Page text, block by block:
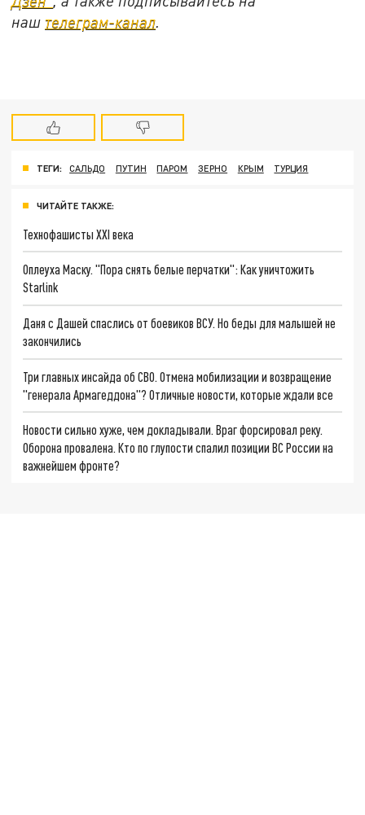
наш телеграм-канал
ТЕГИ: САЛЬДО ПУТИН ПАРОМ ЗЕРНО КРЫМ ТУРЦИЯ
ЧИТАЙТЕ ТАКЖЕ:
Технофашисты XXI века
Оплеуха Маску. "Пора снять белые перчатки": Как уничтожить
Starlink
Даня с Дашей спаслись от боевиков ВСУ. Но беды для малышей не
закончились
Три главных инсайда об СВО. Отмена мобилизации и возвращение
"генерала Армагеддона"? Отличные новости, которые ждали все
Новости сильно хуже, чем докладывали. Враг форсировал реку.
Оборона провалена. Кто по глупости спалил позиции ВС России на
важнейшем фронте?